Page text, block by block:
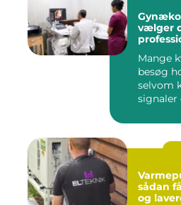
vælger
Mange
besøg
selvom
signaler
sådan
og